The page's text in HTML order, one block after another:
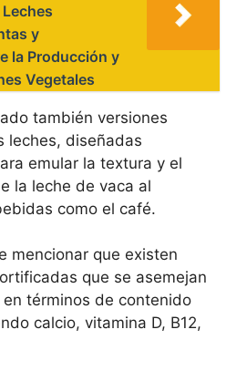
y
la Producción y
Vegetales
también versiones
leches, diseñadas
emular la textura y el
la leche de vaca al
como el café.
mencionar que existen
que se asemejan
términos de contenido
calcio, vitamina D, B12,